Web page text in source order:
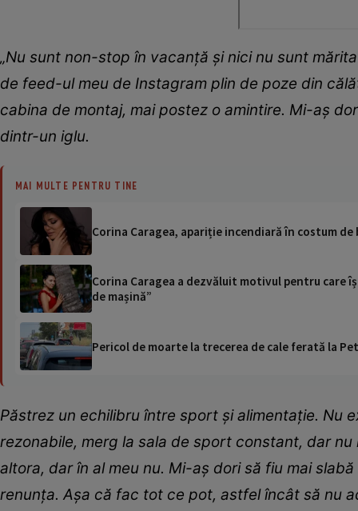
„Nu sunt non-stop în vacanță și nici nu sunt
de feed-ul meu de Instagram plin de poze din
cabina de montaj, mai postez o amintire. Mi-aș
dintr-un iglu.
MAI MULTE PENTRU TINE
Corina Caragea, apariție incendiară în costum
Corina Caragea a dezvăluit motivul pentru care
de mașină”
Pericol de moarte la trecerea de cale ferată la
Păstrez un echilibru între sport și alimentație. Nu
rezonabile, merg la sala de sport constant, dar
altora, dar în al meu nu. Mi-aș dori să fiu mai
renunța. Așa că fac tot ce pot, astfel încât să nu